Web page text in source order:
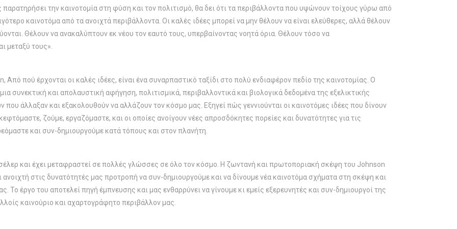
παρατηρήσει την καινοτομία στη φύση και τον πολιτισμό, θα δει ότι τα περιβάλλοντα που υψώνουν τοίχους γύρω από
καινοτόμα από τα ανοιχτά περιβάλλοντα. Οι καλές ιδέες μπορεί να μην θέλουν να είναι ελεύθερες, αλλά θέλουν
Θέλουν να ανακαλύπτουν εκ νέου τον εαυτό τους, υπερβαίνοντας νοητά όρια. Θέλουν τόσο να
μεταξύ τους».
πού έρχονται οι καλές ιδέες, είναι ένα συναρπαστικό ταξίδι στο πολύ ενδιαφέρον πεδίο της καινοτομίας. Ο
συνεκτική και απολαυστική αφήγηση, πολιτισμικά, περιβαλλοντικά και βιολογικά δεδομένα της εξελικτικής
άλλαξαν και εξακολουθούν να αλλάζουν τον κόσμο μας. Εξηγεί πώς γεννιούνται οι καινοτόμες ιδέες που δίνουν
ζούμε, εργαζόμαστε, και οι οποίες ανοίγουν νέες απροσδόκητες πορείες και δυνατότητες για τις
και συν-δημιουργούμε κατά τόπους και στον πλανήτη.
σέλερ και έχει μεταφραστεί σε πολλές γλώσσες σε όλο τον κόσμο. Η ζωντανή και πρωτοποριακή σκέψη του Johnson
στις δυνατότητές μας προτροπή να συν-δημιουργούμε και να δίνουμε νέα καινοτόμα σχήματα στη σκέψη και
Το έργο του αποτελεί πηγή έμπνευσης και μας ενθαρρύνει να γίνουμε κι εμείς εξερευνητές και συν-δημιουργοί της
καινούριο και αχαρτογράφητο περιβάλλον μας.